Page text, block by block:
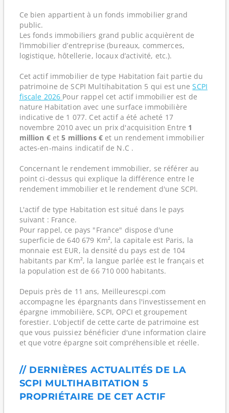
Ce bien appartient à un fonds immobilier grand
public.
Les fonds immobiliers grand public acquièrent de
l’immobilier d’entreprise (bureaux, commerces,
logistique, hôtellerie, locaux d’activité, etc.).
Cet actif immobilier de type Habitation fait partie du
patrimoine de SCPI Multihabitation 5 qui est uneSCPI
fiscale 2026 Pour rappel cet actif immobilier est de
nature Habitation avec une surface immobilière
indicative de 1 077. Cet actif a été acheté 17
novembre 2010 avec un prix d'acquisition Entre 1
million €et5 millions € et un rendement immobilier
actes-en-mains indicatif de N.C .
Concernant le rendement immobilier, se référer au
point ci-dessus qui explique la différence entre le
rendement immobilier et le rendement d'une SCPI.
L'actif de type Habitation est situé dans le pays
suivant : France.
Pour rappel, ce pays "France" dispose d'une
superficie de 640 679 Km², la capitale est Paris, la
monnaie est EUR, la densité du pays est de 104
habitants par Km², la langue parlée est le français et
la population est de 66 710 000 habitants.
Depuis près de 11 ans, Meilleurescpi.com
accompagne les épargnants dans l'investissement en
épargne immobilière, SCPI, OPCI et groupement
forestier. L'objectif de cette carte de patrimoine est
que vous puissiez bénéficier d'une information claire
et que votre épargne soit compréhensible et réelle.
// DERNIÈRES ACTUALITÉS DE LA
SCPI MULTIHABITATION 5
PROPRIÉTAIRE DE CET ACTIF